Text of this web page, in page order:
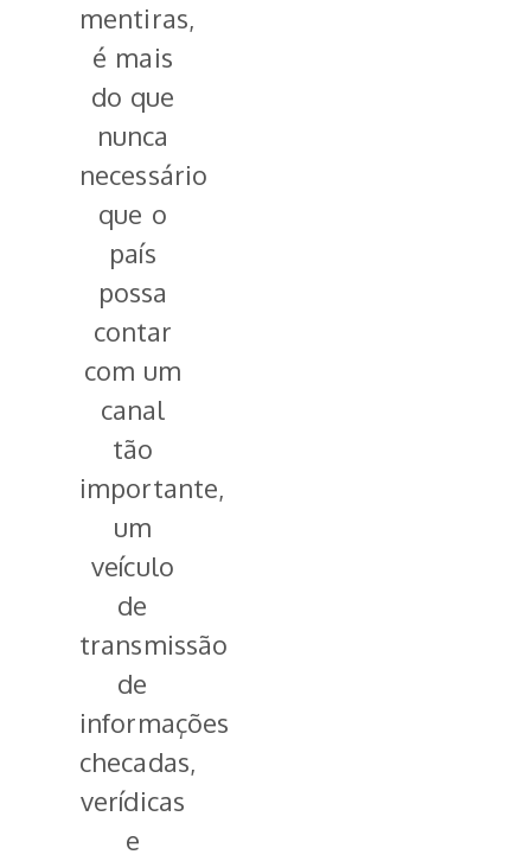
mentiras,
é mais
do que
nunca
necessário
que o
país
possa
contar
com um
canal
tão
importante,
um
veículo
de
transmissão
de
informações
checadas,
verídicas
e